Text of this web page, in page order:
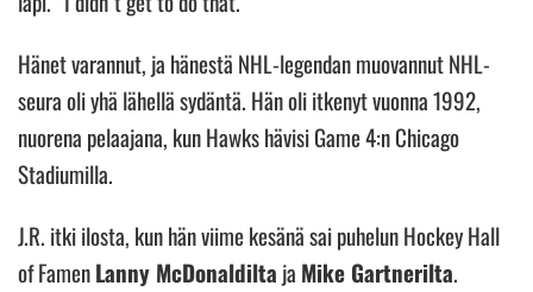
Hänet varannut, ja hänestä NHL-legendan muovannut NHL-
seura oli yhä lähellä sydäntä. Hän oli itkenyt vuonna 1992,
nuorena pelaajana, kun Hawks hävisi Game 4:n Chicago
Stadiumilla.
J.R. itki ilosta, kun hän viime kesänä sai puhelun Hockey Hall
of FamenLanny McDonaldilta ja Mike Gartnerilta.